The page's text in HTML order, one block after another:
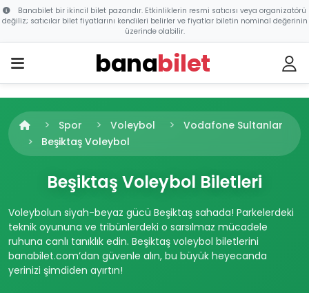
Banabilet bir ikincil bilet pazarıdır. Etkinliklerin resmi satıcısı veya organizatörü
değiliz; satıcılar bilet fiyatlarını kendileri belirler ve fiyatlar biletin nominal değerinin
üzerinde olabilir.
banabilet
Spor Voleybol
Vodafone Sultanlar
Beşiktaş Voleybol
Beşiktaş Voleybol Biletleri
Voleybolun siyah-beyaz gücü Beşiktaş sahada! Parkelerdeki
teknik oyununa ve tribünlerdeki o sarsılmaz mücadele
ruhuna canlı tanıklık edin. Beşiktaş voleybol biletlerini
banabilet.com’dan güvenle alın, bu büyük heyecanda
yerinizi şimdiden ayırtın!